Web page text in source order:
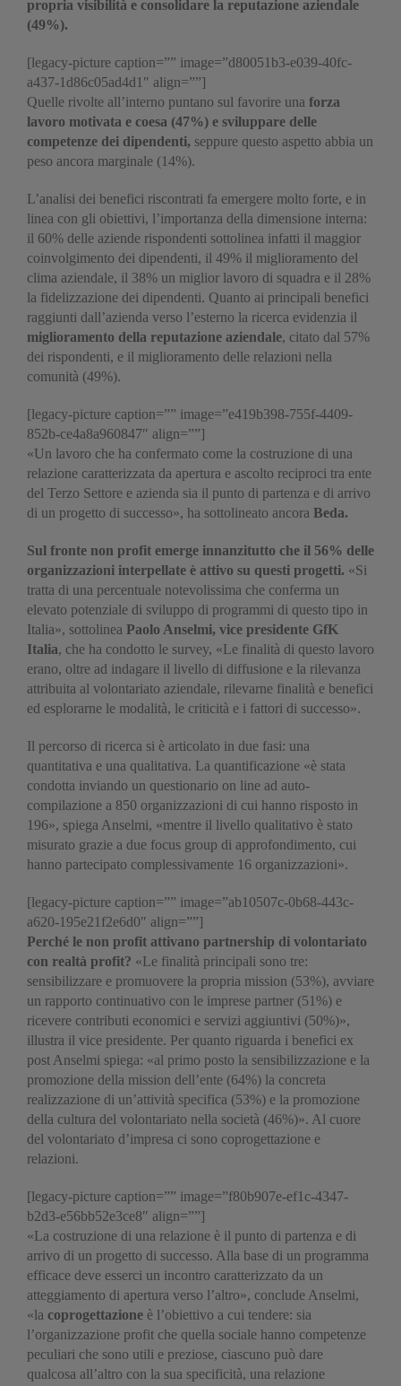
propria visibilità e consolidare la reputazione aziendale
(49%).
[legacy-picture caption=”” image=”d80051b3-e039-40fc-
a437-1d86c05ad4d1″ align=””]
Quelle rivolte all’interno puntano sul favorire una forza
lavoro motivata e coesa (47%) e sviluppare delle
competenze dei dipendenti, seppure questo aspetto abbia un
peso ancora marginale (14%).
L’analisi dei benefici riscontrati fa emergere molto forte, e in
linea con gli obiettivi, l’importanza della dimensione interna:
il 60% delle aziende rispondenti sottolinea infatti il maggior
coinvolgimento dei dipendenti, il 49% il miglioramento del
clima aziendale, il 38% un miglior lavoro di squadra e il 28%
la fidelizzazione dei dipendenti. Quanto ai principali benefici
raggiunti dall’azienda verso l’esterno la ricerca evidenzia il
miglioramento della reputazione aziendale, citato dal 57%
dei rispondenti, e il miglioramento delle relazioni nella
comunità (49%).
[legacy-picture caption=”” image=”e419b398-755f-4409-
852b-ce4a8a960847″ align=””]
«Un lavoro che ha confermato come la costruzione di una
relazione caratterizzata da apertura e ascolto reciproci tra ente
del Terzo Settore e azienda sia il punto di partenza e di arrivo
di un progetto di successo», ha sottolineato ancora Beda.
Sul fronte non profit emerge innanzitutto che il 56% delle
organizzazioni interpellate è attivo su questi progetti. «Si
tratta di una percentuale notevolissima che conferma un
elevato potenziale di sviluppo di programmi di questo tipo in
Italia», sottolinea Paolo Anselmi, vice presidente GfK
Italia, che ha condotto le survey, «Le finalità di questo lavoro
erano, oltre ad indagare il livello di diffusione e la rilevanza
attribuita al volontariato aziendale, rilevarne finalità e benefici
ed esplorarne le modalità, le criticità e i fattori di successo».
Il percorso di ricerca si è articolato in due fasi: una
quantitativa e una qualitativa. La quantificazione «è stata
condotta inviando un questionario on line ad auto-
compilazione a 850 organizzazioni di cui hanno risposto in
196», spiega Anselmi, «mentre il livello qualitativo è stato
misurato grazie a due focus group di approfondimento, cui
hanno partecipato complessivamente 16 organizzazioni».
[legacy-picture caption=”” image=”ab10507c-0b68-443c-
a620-195e21f2e6d0″ align=””]
Perché le non profit attivano partnership di volontariato
con realtà profit? «Le finalità principali sono tre:
sensibilizzare e promuovere la propria mission (53%), avviare
un rapporto continuativo con le imprese partner (51%) e
ricevere contributi economici e servizi aggiuntivi (50%)»,
illustra il vice presidente. Per quanto riguarda i benefici ex
post Anselmi spiega: «al primo posto la sensibilizzazione e la
promozione della mission dell’ente (64%) la concreta
realizzazione di un’attività specifica (53%) e la promozione
della cultura del volontariato nella società (46%)». Al cuore
del volontariato d’impresa ci sono coprogettazione e
relazioni.
[legacy-picture caption=”” image=”f80b907e-ef1c-4347-
b2d3-e56bb52e3ce8″ align=””]
«La costruzione di una relazione è il punto di partenza e di
arrivo di un progetto di successo. Alla base di un programma
efficace deve esserci un incontro caratterizzato da un
atteggiamento di apertura verso l’altro», conclude Anselmi,
«la coprogettazione è l’obiettivo a cui tendere: sia
l’organizzazione profit che quella sociale hanno competenze
peculiari che sono utili e preziose, ciascuno può dare
qualcosa all’altro con la sua specificità, una relazione